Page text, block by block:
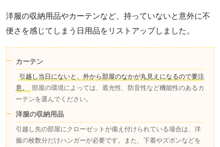
洋服の収納用品やカーテンなど、持っていないと意外に不
便さを感じてしまう日用品をリストアップしました。
カーテン
引越し当日にないと、外から部屋のなかが丸見えになるので要注
意。
部屋の環境によっては、遮光性、防音性など機能性のあるカ
ーテンを選んでください。
洋服の収納用品
引越し先の部屋にクローゼットが備え付けられている場合は、洋
服の枚数分だけハンガーが必要です。また、下着やズボンなどを